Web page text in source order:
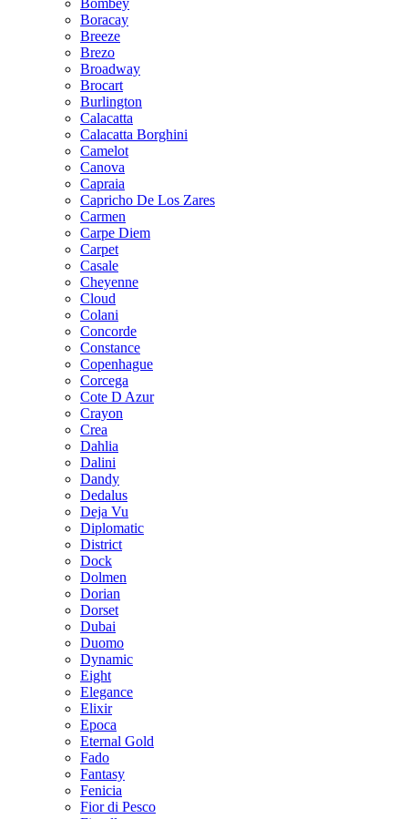
Bombey
Boracay
Breeze
Brezo
Broadway
Brocart
Burlington
Calacatta
Calacatta Borghini
Camelot
Canova
Capraia
Capricho De Los Zares
Carmen
Carpe Diem
Carpet
Casale
Cheyenne
Cloud
Colani
Concorde
Constance
Copenhague
Corcega
Cote D Azur
Crayon
Crea
Dahlia
Dalini
Dandy
Dedalus
Deja Vu
Diplomatic
District
Dock
Dolmen
Dorian
Dorset
Dubai
Duomo
Dynamic
Eight
Elegance
Elixir
Epoca
Eternal Gold
Fado
Fantasy
Fenicia
Fior di Pesco